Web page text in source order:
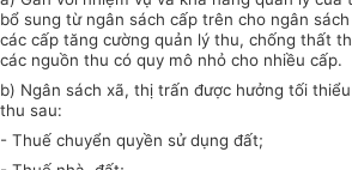
bổ sung từ ngân sách cấp trên cho ngân
các cấp tăng cường quản lý thu, chống thất
các nguồn thu có quy mô nhỏ cho nhiều cấp.
b) Ngân sách xã, thị trấn được hưởng tối
thu sau:
- Thuế chuyển quyền sử dụng đất;